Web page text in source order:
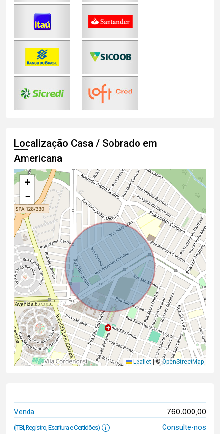
Localização Casa / Sobrado em
Americana
+
−
Leaflet |©OpenStreetMap
Venda 760.000,00
(ITBI, Registro, Escritura e Certidões) Consulte-nos